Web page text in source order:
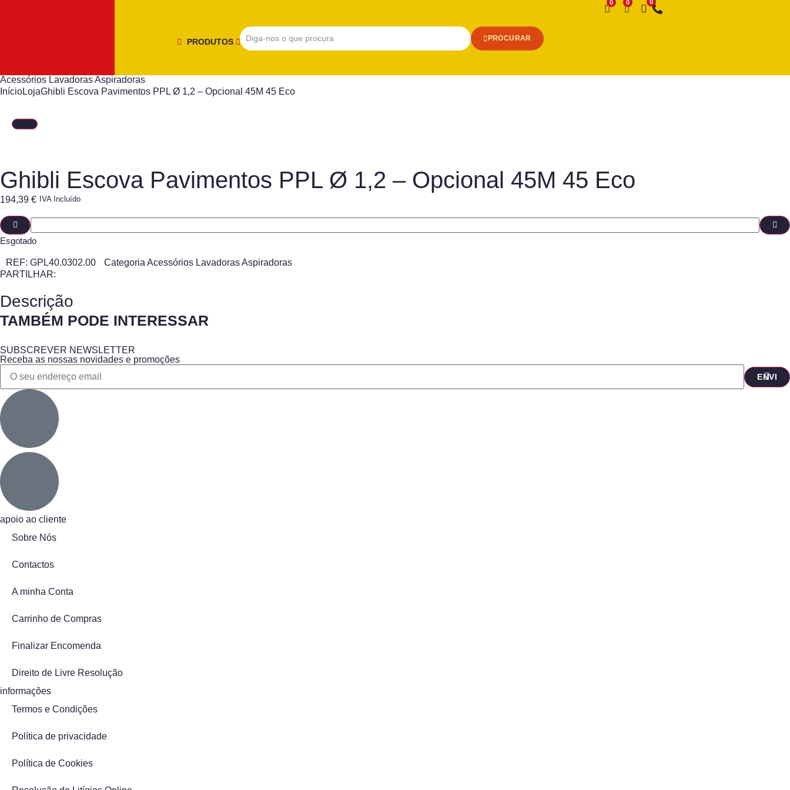
PRODUTOS PROCURAR
Desejo
Acessórios Lavadoras Aspiradoras
InícioLojaGhibli Escova Pavimentos PPL Ø 1,2 – Opcional 45M 45 Eco
Ghibli Escova Pavimentos PPL Ø 1,2 – Opcional 45M 45 Eco
194,39 € IVA Incluído
Esgotado
REF: GPL40.0302.00 Categoria Acessórios Lavadoras Aspiradoras
PARTILHAR:
Descrição
TAMBÉM PODE INTERESSAR
SUBSCREVER NEWSLETTER
Receba as nossas novidades e promoções
apoio ao cliente
Sobre Nós
Contactos
A minha Conta
Carrinho de Compras
Finalizar Encomenda
Direito de Livre Resolução
informações
Termos e Condições
Política de privacidade
Política de Cookies